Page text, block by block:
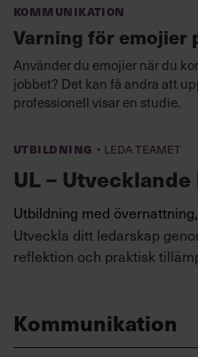
Kommunikation
Varning för emojier
Använder du emojier när du
jobbet? Det kan få andra att
professionell visar en studie.
Utbildning · Leda teamet
UL –
Utbildning med övernattning,
Utveckla ditt ledarskap
reflektion och praktisk
Kommunikation